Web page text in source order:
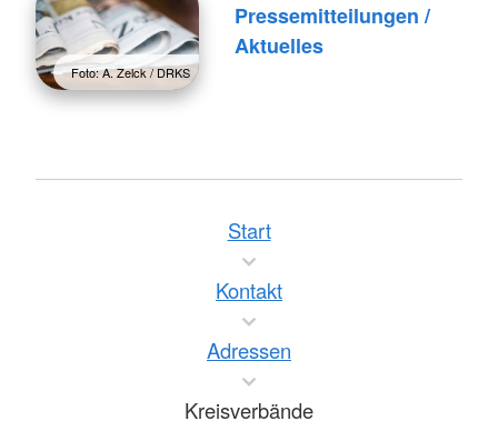
Foto: A. Zelck / DRKS
Pressemitteilungen /
Aktuelles
Start
Kontakt
Adressen
Kreisverbände